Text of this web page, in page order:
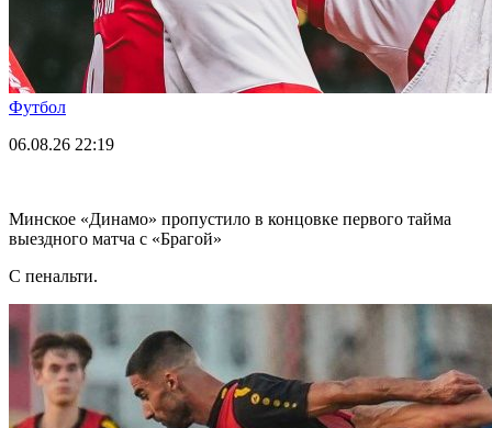
Футбол
06.08.26 22:19
Минское «Динамо» пропустило в концовке первого тайма
выездного матча с «Брагой»
С пенальти.